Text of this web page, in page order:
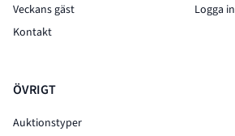
Veckans gäst
Kontakt
ÖVRIGT
Auktionstyper
Logga in